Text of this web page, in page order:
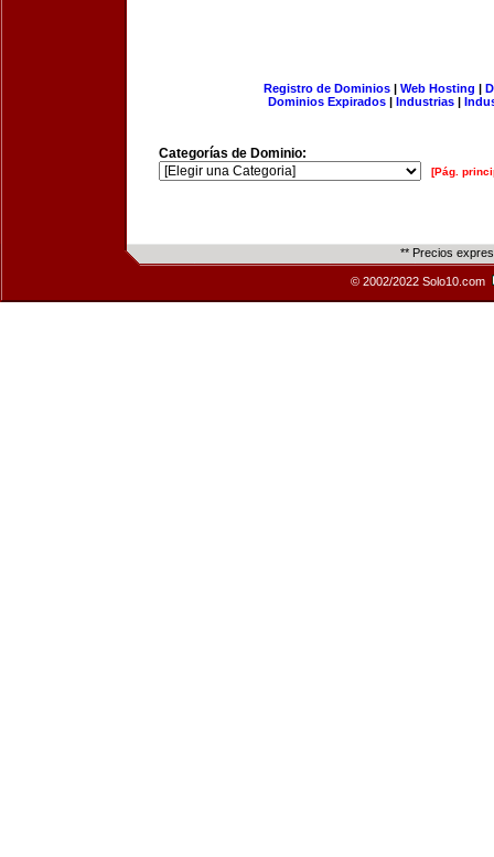
Registro de Dominios| Web Hosting |
Dominios Expirados | Industrias |
Categorías de Dominio:
[Pág.
** Precios
© 2002/2022 Solo10.com